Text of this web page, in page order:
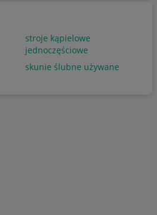
stroje kąpielowe
jednoczęściowe
skunie ślubne używane